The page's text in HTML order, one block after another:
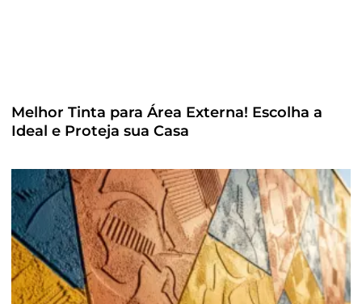
Melhor Tinta para Área Externa! Escolha a
Ideal e Proteja sua Casa